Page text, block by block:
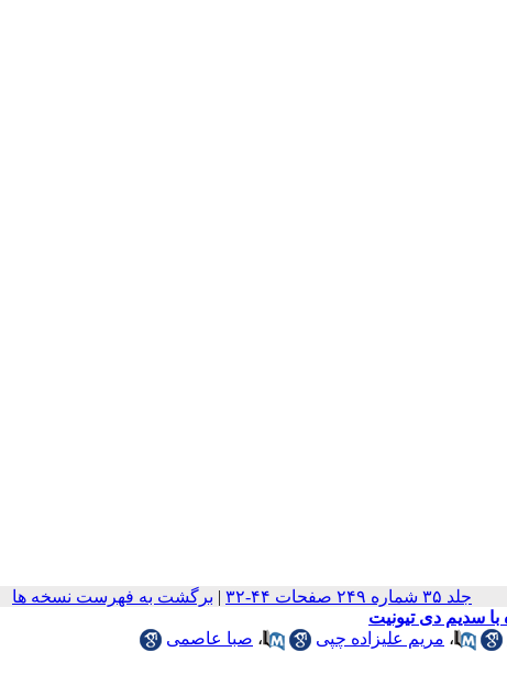
جلد ۳۵ شماره ۲۴۹ صفحات ۴۴-۳۲ | برگشت به فهرست نسخه ها
، مریم علیزاده چپی ، صبا عاصمی